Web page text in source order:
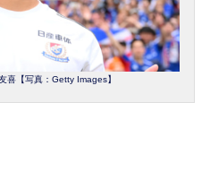
【写真：Getty Images】